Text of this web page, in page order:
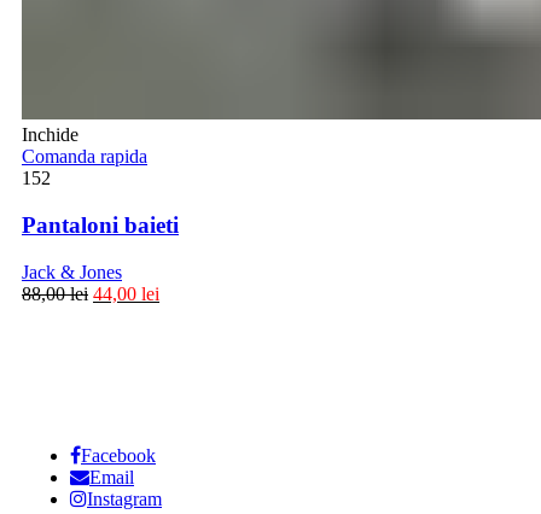
Inchide
Comanda rapida
152
Pantaloni baieti
Jack & Jones
88,00lei 44,00 lei
Facebook
Email
Instagram